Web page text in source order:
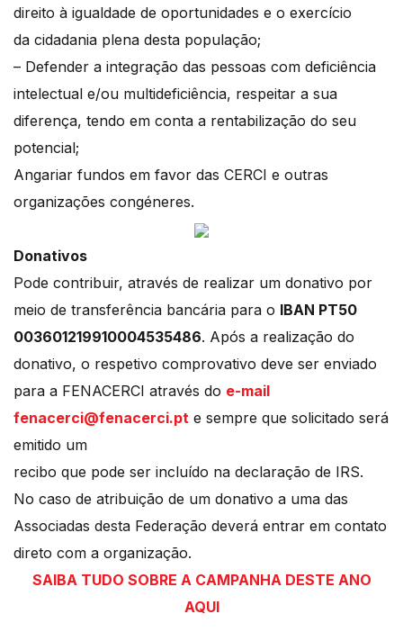
direito à igualdade de oportunidades e o exercício
da cidadania plena desta população;
– Defender a integração das pessoas com deficiência
intelectual e/ou multideficiência, respeitar a sua
diferença, tendo em conta a rentabilização do seu
potencial;
Angariar fundos em favor das CERCI e outras
organizações congéneres.
Donativos
Pode contribuir, através de realizar um donativo por
meio de transferência bancária para o IBAN PT50
003601219910004535486. Após a realização do
donativo, o respetivo comprovativo deve ser enviado
para a FENACERCI através do e-mail
fenacerci@fenacerci.pt e sempre que solicitado será
emitido um
recibo que pode ser incluído na declaração de IRS.
No caso de atribuição de um donativo a uma das
Associadas desta Federação deverá entrar em contato
direto com a organização.
SAIBA TUDO SOBRE A CAMPANHA DESTE ANO
AQUI